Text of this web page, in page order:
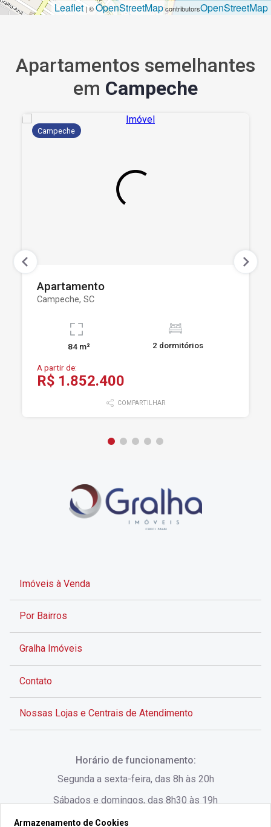
Leaflet | ©OpenStreetMapcontributorsOpenStreetMap
Apartamentos semelhantes
em Campeche
Campeche
Apartamento
Campeche, SC
84 m² 2 dormitórios
A partir de:
R$ 1.852.400
COMPARTILHAR
Imóveis à Venda
Por Bairros
Gralha Imóveis
Contato
Nossas Lojas e Centrais de Atendimento
Horário de funcionamento:
Segunda a sexta-feira, das 8h às 20h
Sábados e domingos, das 8h30 às 19h
Armazenamento de Cookies